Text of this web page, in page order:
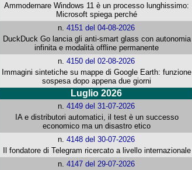
Ammodernare Windows 11 è un processo lunghissimo:
Microsoft spiega perché
n.4151 del 04-08-2026
DuckDuck Go lancia gli anti-smart glass con autonomia
infinita e modalità offline permanente
n.4150 del 02-08-2026
Immagini sintetiche su mappe di Google Earth: funzione
sospesa dopo appena due giorni
Luglio 2026
n.4149 del 31-07-2026
IA e distributori automatici, il test è un successo
economico ma un disastro etico
n.4148 del 30-07-2026
Il fondatore di Telegram ricercato a livello internazionale
n.4147 del 29-07-2026